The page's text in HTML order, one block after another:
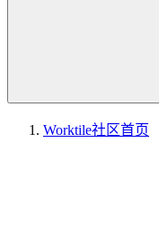
Worktile社区首页